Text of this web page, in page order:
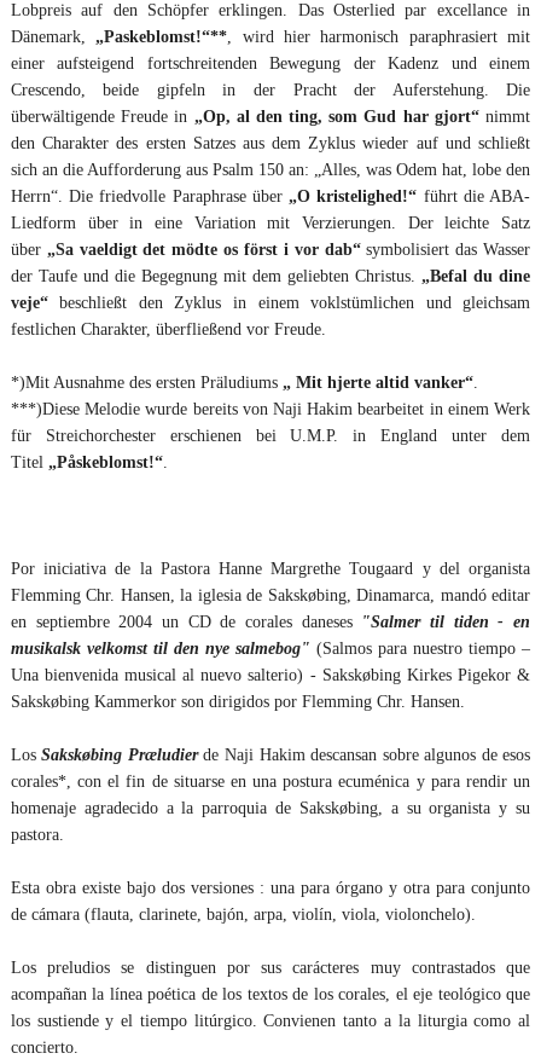
Lobpreis auf den Schöpfer erklingen. Das Osterlied par excellance in
Dänemark,„Paskeblomst!“**, wird hier harmonisch paraphrasiert mit
einer aufsteigend fortschreitenden Bewegung der Kadenz und einem
Crescendo, beide gipfeln in der Pracht der Auferstehung. Die
überwältigende Freude in „Op, al den ting, som Gud har gjort“nimmt
den Charakter des ersten Satzes aus dem Zyklus wieder auf und schließt
sich an die Aufforderung aus Psalm 150 an: „Alles, was Odem hat, lobe den
Herrn“. Die friedvolle Paraphrase über„O kristelighed!“ führt die ABA-
Liedform über in eine Variation mit Verzierungen. Der leichte Satz
über „Sa vaeldigt det mödte os först i vor dab“symbolisiert das Wasser
der Taufe und die Begegnung mit dem geliebten Christus.„Befal du dine
veje“beschließt den Zyklus in einem voklstümlichen und gleichsam
festlichen Charakter, überfließend vor Freude.
*)Mit Ausnahme des ersten Präludiums „ Mit hjerte altid vanker“.
***)Diese Melodie wurde bereits von Naji Hakim bearbeitet in einem Werk
für Streichorchester erschienen bei U.M.P. in England unter dem
Titel „Påskeblomst!“.
Por iniciativa de la Pastora Hanne Margrethe Tougaard y del organista
Flemming Chr. Hansen, la iglesia de Sakskøbing, Dinamarca, mandó editar
en septiembre 2004 un CD de corales daneses "Salmer til tiden - en
musikalsk velkomst til den nye salmebog" (Salmos para nuestro tiempo –
Una bienvenida musical al nuevo salterio) - Sakskøbing Kirkes Pigekor &
Sakskøbing Kammerkor son dirigidos por Flemming Chr. Hansen.
LosSakskøbing Præludierde Naji Hakim descansan sobre algunos de esos
corales*, con el fin de situarse en una postura ecuménica y para rendir un
homenaje agradecido a la parroquia de Sakskøbing, a su organista y su
pastora.
Esta obra existe bajo dos versiones : una para órgano y otra para conjunto
de cámara (flauta, clarinete, bajón, arpa, violín, viola, violonchelo).
Los preludios se distinguen por sus carácteres muy contrastados que
acompañan la línea poética de los textos de los corales, el eje teológico que
los sustiende y el tiempo litúrgico. Convienen tanto a la liturgia como al
concierto.